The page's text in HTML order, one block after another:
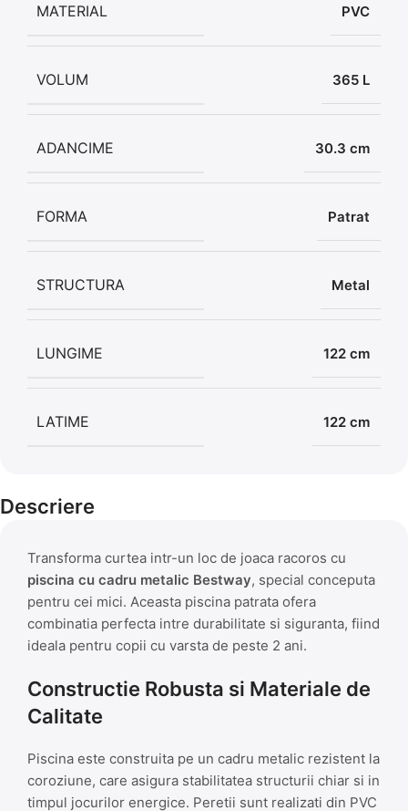
MATERIAL PVC
VOLUM 365 L
ADANCIME 30.3 cm
FORMA Patrat
STRUCTURA Metal
LUNGIME 122 cm
LATIME 122 cm
Descriere
Transforma curtea intr-un loc de joaca racoros cu
piscina cu cadru metalic Bestway, special conceputa
pentru cei mici. Aceasta piscina patrata ofera
combinatia perfecta intre durabilitate si siguranta, fiind
ideala pentru copii cu varsta de peste 2 ani.
Constructie Robusta si Materiale de
Calitate
Piscina este construita pe un cadru metalic rezistent la
coroziune, care asigura stabilitatea structurii chiar si in
timpul jocurilor energice. Peretii sunt realizati din PVC